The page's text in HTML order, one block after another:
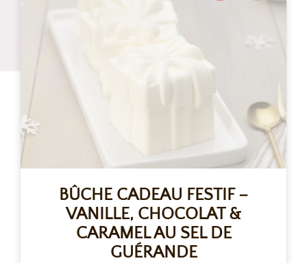
BÛCHE CADEAU FESTIF –
VANILLE, CHOCOLAT &
CARAMEL AU SEL DE
GUÉRANDE